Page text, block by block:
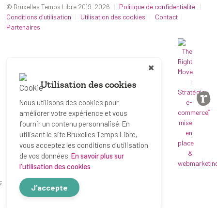
© Bruxelles Temps Libre 2019-2026
Politique de confidentialité
Conditions d’utilisation
Utilisation des cookies
Contact
Partenaires
*
Utilisation des cookies
Nous utilisons des cookies pour
améliorer votre expérience et vous
fournir un contenu personnalisé. En
utilisant le site Bruxelles Temps Libre,
vous acceptez les conditions d’utilisation
de vos données. En savoir plus sur
l'utilisation des cookies
J’accepte
;